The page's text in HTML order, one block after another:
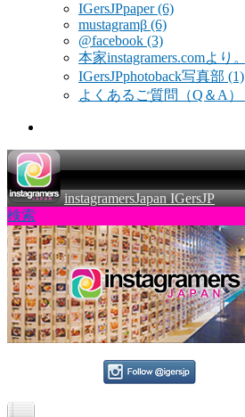
IGersJPpaper(6)
mustagramβ (6)
@facebook (3)
本家instagramers.comより。
IGersJPphotoback写真部 (1)
よくあるご質問（Q＆A）
instagramersJapan IGersJP
検索